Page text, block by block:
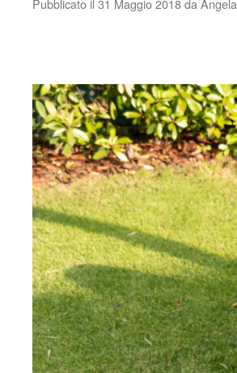
Pubblicato il 31 Maggio 2018da